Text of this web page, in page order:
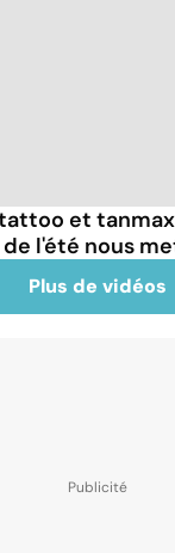
et
l'été nous
Plus de vidéos